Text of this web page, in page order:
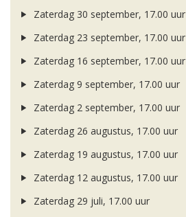
Zaterdag 30 september, 17.00 uur
Zaterdag 23 september, 17.00 uur
Zaterdag 16 september, 17.00 uur
Zaterdag 9 september, 17.00 uur
Zaterdag 2 september, 17.00 uur
Zaterdag 26 augustus, 17.00 uur
Zaterdag 19 augustus, 17.00 uur
Zaterdag 12 augustus, 17.00 uur
Zaterdag 29 juli, 17.00 uur